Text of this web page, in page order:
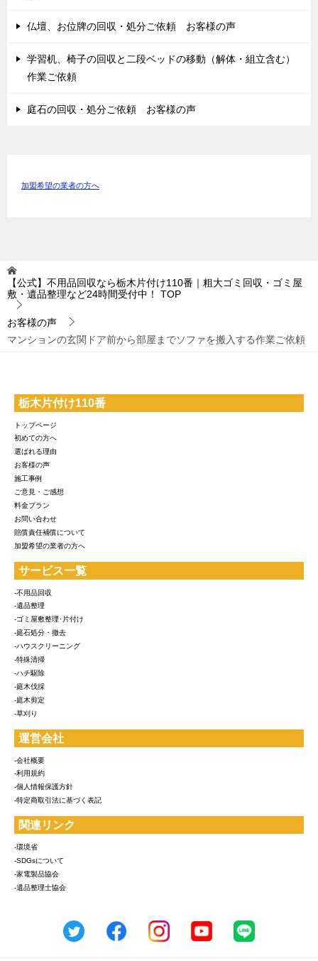
仏壇、お位牌の回収・処分ご依頼 お客様の声
学習机、椅子の回収と二段ベッドの移動（解体・組立含む）
作業ご依頼
庭石の回収・処分ご依頼 お客様の声
加盟希望の業者の方へ
【公式】不用品回収なら栃木片付け110番｜粗大ゴミ回収・ゴミ屋
敷・遺品整理など24時間受付中！
TOP
お客様の声
マンションの玄関ドア前から部屋までソファを搬入する作業ご依頼
栃木片付け110番
トップページ
初めての方へ
選ばれる理由
お客様の声
施工事例
ご意見・ご感想
料金プラン
お問い合わせ
賠償責任補償について
加盟希望の業者の方へ
サービス一覧
-不用品回収
-遺品整理
-ゴミ屋敷整理･片付け
-庭石処分・撤去
-ハウスクリーニング
-特殊清掃
-ハチ駆除
-庭木伐採
-庭木剪定
-草刈り
運営会社
-会社概要
-利用規約
-個人情報保護方針
-特定商取引法に基づく表記
関連リンク
-環境省
-SDGsについて
-家電製品協会
-遺品整理士協会